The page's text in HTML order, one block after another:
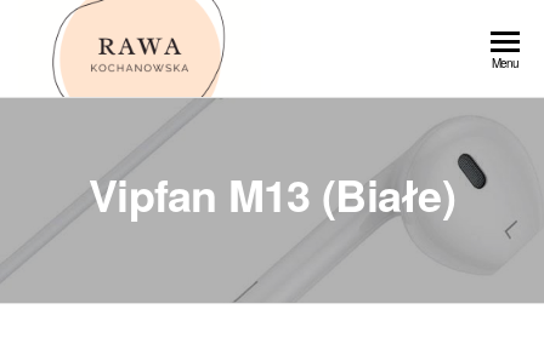
Przejdź
Menu
Vipfan M13 (Białe)